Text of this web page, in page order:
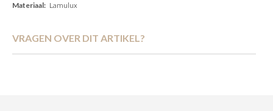
Lamulux
VRAGEN OVER DIT ARTIKEL?